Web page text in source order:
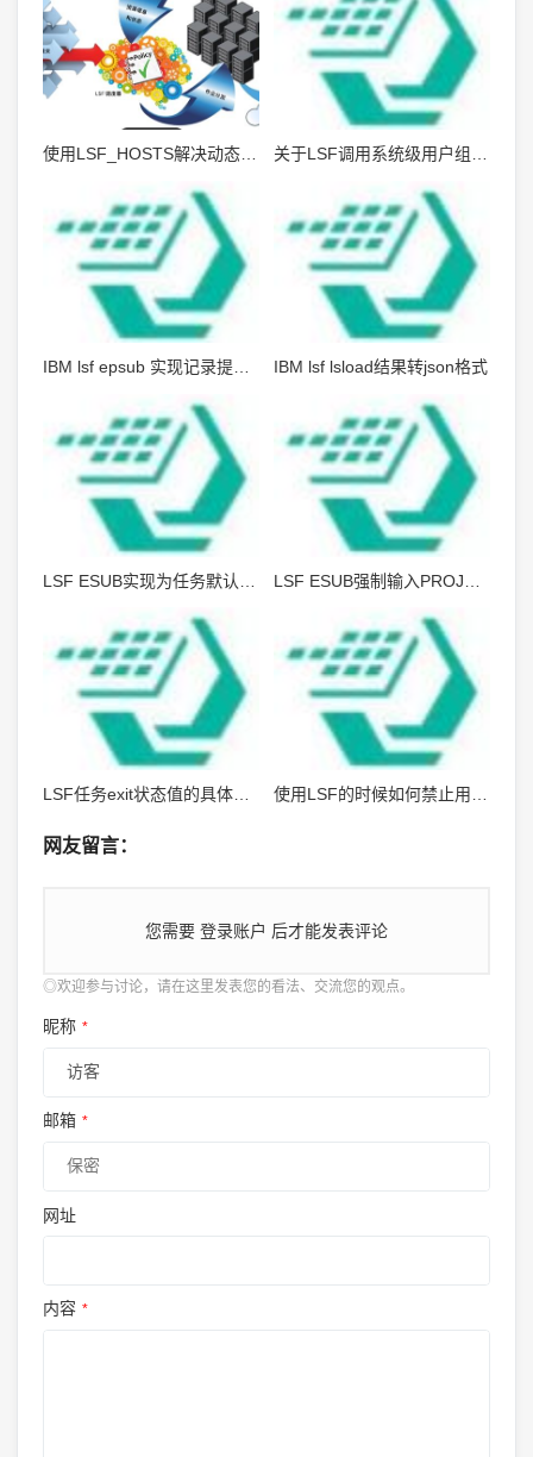
使用LSF_HOSTS解决动态提交节点的反向解析
IBM lsf epsub 实现记录提交信息 IBM lsf lsload结果转json格式
LSF任务exit状态值的具体含义
网友留言：
您需要 登录账户 后才能发表评论
◎欢迎参与讨论，请在这里发表您的看法、交流您的观点。
昵称 *
邮箱 *
网址
内容 *